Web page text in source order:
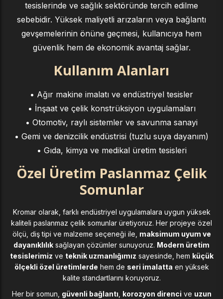
tesislerinde ve sağlık sektöründe tercih edilme
sebebidir. Yüksek maliyetli arızaların veya bağlantı
gevşemelerinin önüne geçmesi, kullanıcıya hem
güvenlik hem de ekonomik avantaj sağlar.
Kullanım Alanları
• Ağır makine imalatı ve endüstriyel tesisler
• İnşaat ve çelik konstrüksiyon uygulamaları
• Otomotiv, raylı sistemler ve savunma sanayi
• Gemi ve denizcilik endüstrisi (tuzlu suya dayanım)
• Gıda, kimya ve medikal üretim tesisleri
Özel Üretim Paslanmaz Çelik
Somunlar
Kromar olarak, farklı endüstriyel uygulamalara uygun yüksek
kaliteli paslanmaz çelik somunlar üretiyoruz. Her projeye özel
ölçü, diş tipi ve malzeme seçeneği ile, maksimum uyum ve
dayanıklılık sağlayan çözümler sunuyoruz. Modern üretim
tesislerimiz ve teknik uzmanlığımız sayesinde, hem küçük
ölçekli özel üretimlerde hem de seri imalatta en yüksek
kalite standartlarını koruyoruz.
Her bir somun, güvenli bağlantı korozyon direnci ve uzun